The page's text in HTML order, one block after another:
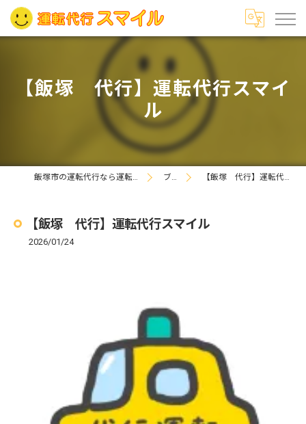
【飯塚 代行】運転代行スマイ
ル
飯塚市の運転代行なら運転代行スマイル ブログ 【飯塚 代行】運転代行スマイル
【飯塚 代行】運転代行スマイル
2026/01/24